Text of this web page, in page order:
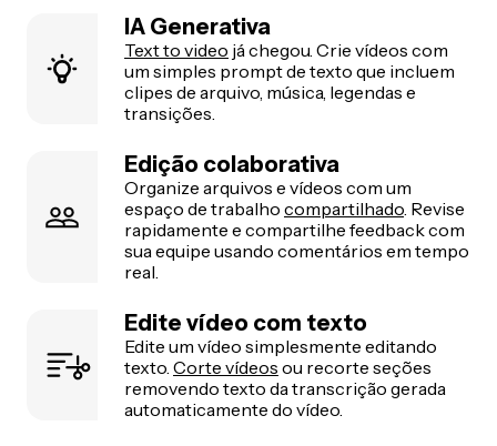
IA Generativa
Text to video já chegou. Crie vídeos com
um simples prompt de texto que incluem
clipes de arquivo, música, legendas e
transições.
Edição colaborativa
Organize arquivos e vídeos com um
espaço de trabalho compartilhado. Revise
rapidamente e compartilhe feedback com
sua equipe usando comentários em tempo
real.
Edite vídeo com texto
Edite um vídeo simplesmente editando
texto. Corte vídeos ou recorte seções
removendo texto da transcrição gerada
automaticamente do vídeo.